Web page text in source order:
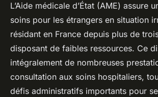
L’Aide médicale d’État (AME) assure
soins pour les étrangers en situation
résidant en France depuis plus de
disposant de faibles ressources. Ce
intégralement de nombreuses
consultation aux soins hospitaliers,
défis administratifs importants pour